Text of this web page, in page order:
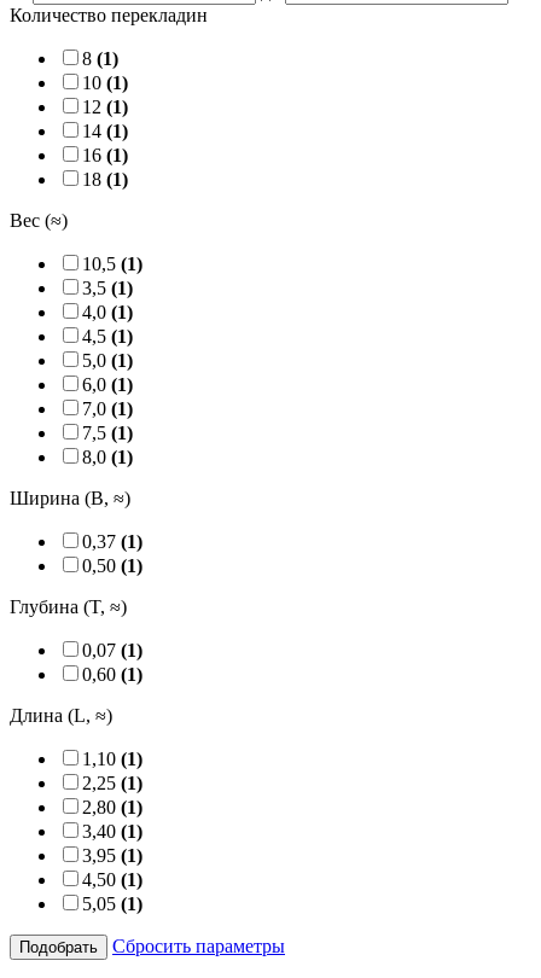
Количество перекладин
8 (1)
10 (1)
12 (1)
14 (1)
16 (1)
18 (1)
Вес (≈)
10,5 (1)
3,5 (1)
4,0 (1)
4,5 (1)
5,0 (1)
6,0 (1)
7,0 (1)
7,5 (1)
8,0 (1)
Ширина (B, ≈)
0,37 (1)
0,50 (1)
Глубина (T, ≈)
0,07 (1)
0,60 (1)
Длина (L, ≈)
1,10 (1)
2,25 (1)
2,80 (1)
3,40 (1)
3,95 (1)
4,50 (1)
5,05 (1)
Подобрать Сбросить параметры